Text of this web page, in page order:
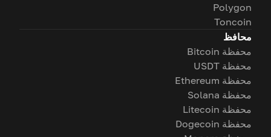
Polygon
Toncoin
محافظ
محفظة Bitcoin
محفظة USDT
محفظة Ethereum
محفظة Solana
محفظة Litecoin
محفظة Dogecoin